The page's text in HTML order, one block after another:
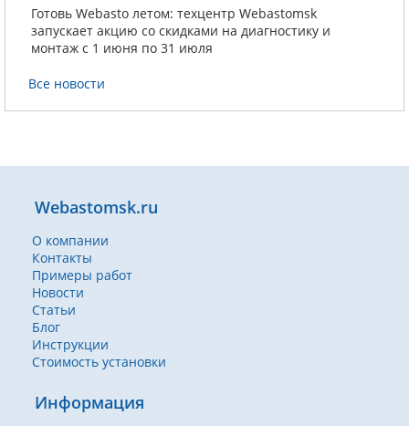
Готовь Webasto летом: техцентр Webastomsk
запускает акцию со скидками на диагностику и
монтаж с 1 июня по 31 июля
Все новости
Webastomsk.ru
О компании
Контакты
Примеры работ
Новости
Статьи
Блог
Инструкции
Стоимость установки
Информация